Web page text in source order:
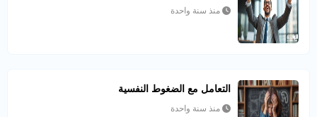
منذ سنة واحدة
التعامل مع الضغوط النفسية
منذ سنة واحدة